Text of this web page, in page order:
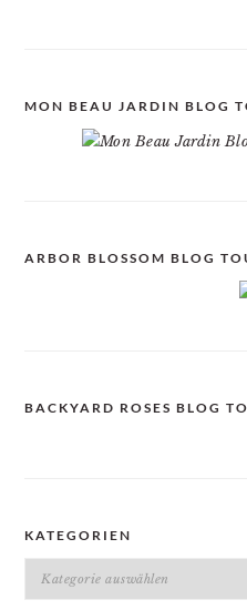
MON BEAU JARDIN BLOG
ARBOR BLOSSOM BLOG
BACKYARD ROSES BLOG
KATEGORIEN
Kategorien